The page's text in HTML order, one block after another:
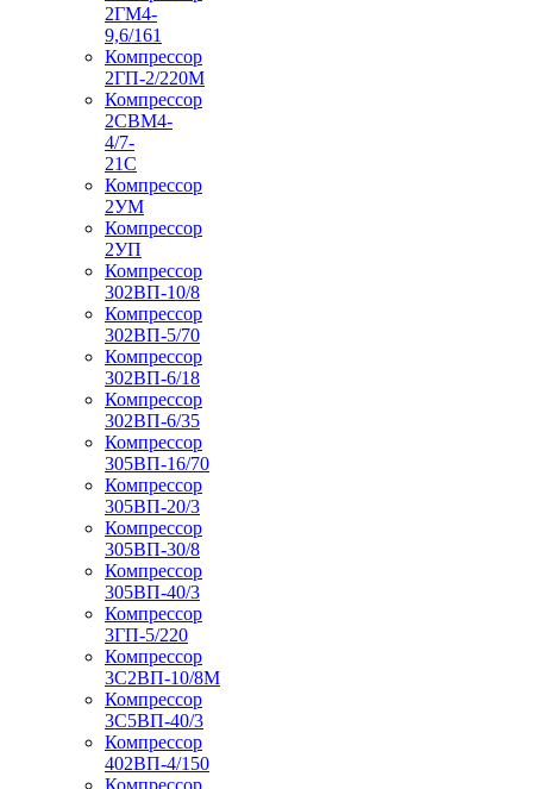
2ГМ4-
9,6/161
Компрессор
2ГП-2/220М
Компрессор
2СВМ4-
4/7-
21С
Компрессор
2УМ
Компрессор
2УП
Компрессор
302ВП-10/8
Компрессор
302ВП-5/70
Компрессор
302ВП-6/18
Компрессор
302ВП-6/35
Компрессор
305ВП-16/70
Компрессор
305ВП-20/3
Компрессор
305ВП-30/8
Компрессор
305ВП-40/3
Компрессор
3ГП-5/220
Компрессор
3С2ВП-10/8М
Компрессор
3С5ВП-40/3
Компрессор
402ВП-4/150
Компрессор